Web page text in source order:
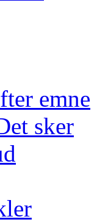
emne
sker